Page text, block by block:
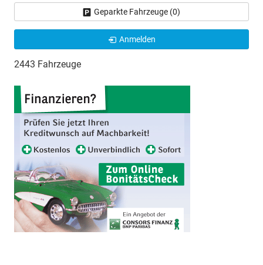
Geparkte Fahrzeuge (0)
Anmelden
2443 Fahrzeuge